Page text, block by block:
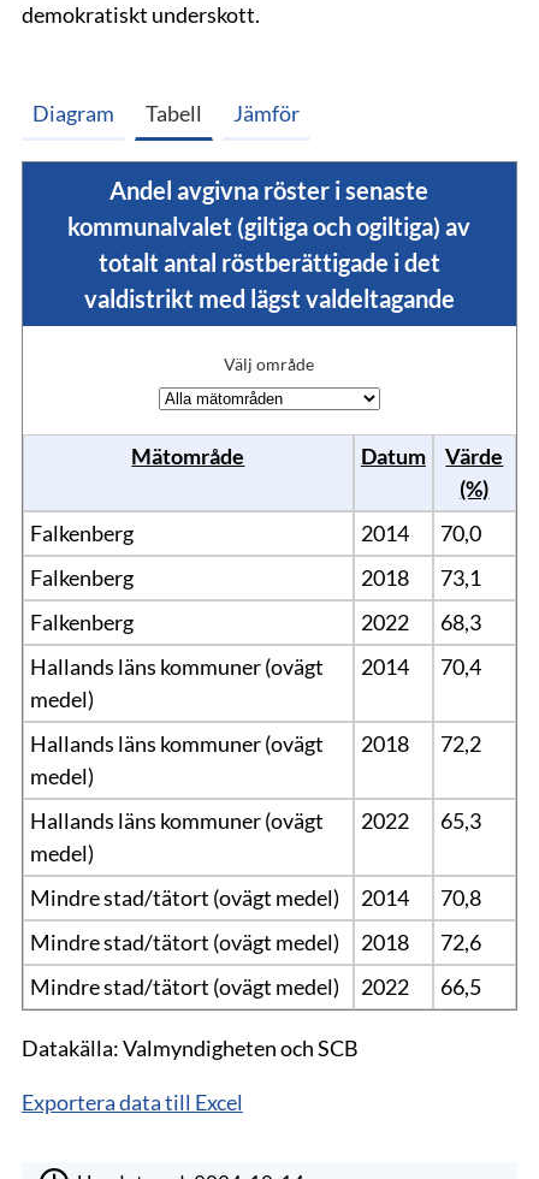
demokratiskt underskott.
Diagram Tabell Jämför
Andel avgivna röster i senaste
kommunalvalet (giltiga och ogiltiga) av
totalt antal röstberättigade i det
valdistrikt med lägst valdeltagande
Välj område
Mätområde Datum
Värde
(%)
Falkenberg
2014
70,0
Falkenberg
2018
73,1
Falkenberg
2022
68,3
Hallands läns kommuner (ovägt
medel)
2014 70,4
Hallands läns kommuner (ovägt
medel)
2018 72,2
Hallands läns kommuner (ovägt
medel)
2022 65,3
Mindre stad/tätort (ovägt medel) 2014
70,8
Mindre stad/tätort (ovägt medel)
2018
72,6
Mindre stad/tätort (ovägt medel)
2022 66,5
Datakälla: Valmyndigheten och SCB
Exportera data till Excel